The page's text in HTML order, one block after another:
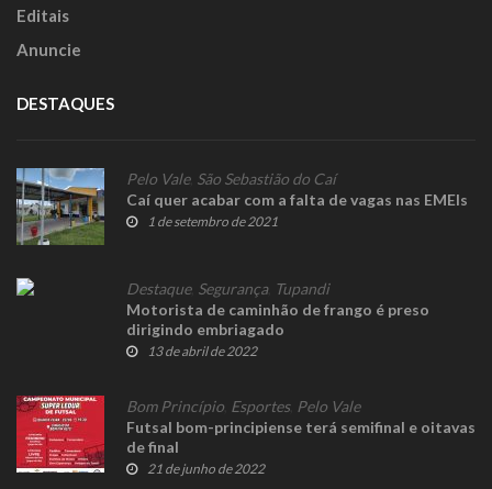
Editais
Anuncie
DESTAQUES
Pelo Vale, São Sebastião do Caí
Caí quer acabar com a falta de vagas nas EMEIs
1 de setembro de 2021
Destaque, Segurança, Tupandi
Motorista de caminhão de frango é preso
dirigindo embriagado
13 de abril de 2022
Bom Princípio Esportes, Pelo Vale
Futsal bom-principiense terá semifinal e oitavas
de final
21 de junho de 2022